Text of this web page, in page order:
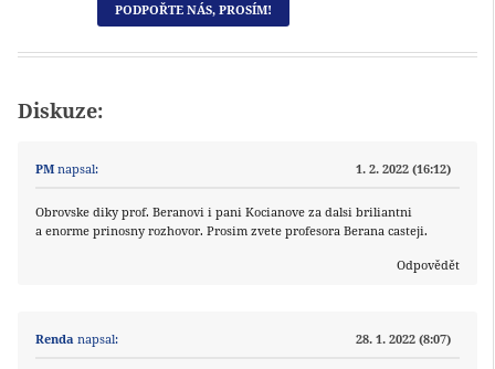
PODPOŘTE NÁS, PROSÍM!
Diskuze:
PM napsal: 1. 2. 2022 (16:12)
Obrovske diky prof. Beranovi i pani Kocianove za dalsi briliantni
a enorme prinosny rozhovor. Prosim zvete profesora Berana casteji.
Odpovědět
Renda napsal: 28. 1. 2022 (8:07)